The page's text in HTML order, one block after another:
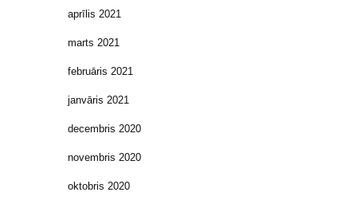
aprīlis 2021
marts 2021
februāris 2021
janvāris 2021
decembris 2020
novembris 2020
oktobris 2020